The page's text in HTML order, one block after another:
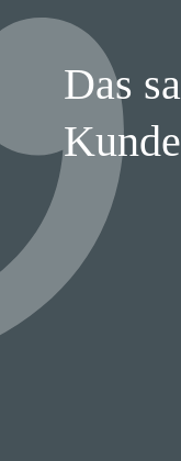
Das